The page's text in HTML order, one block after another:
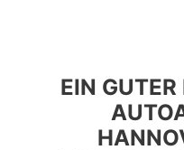
EIN GUTER